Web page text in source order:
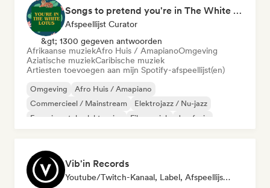
Songs to pretend you're in The White Lotus
Afspeellijst Curator
&gt; 1300 gegeven antwoorden
Afrikaanse muziekAfro Huis / AmapianoOmgeving
Aziatische muziekCaribische muziek
Artiesten toevoegen aan mijn Spotify-afspeellijst(en)
Omgeving
Afro Huis / Amapiano
Commercieel / Mainstream
Elektrojazz / Nu-jazz
Experimentele elektronica
Filmmuziek
Jazzfusie
Vib'in Records
Youtube/Twitch-Kanaal, Label, Afspeellijst Curator, Uitgever